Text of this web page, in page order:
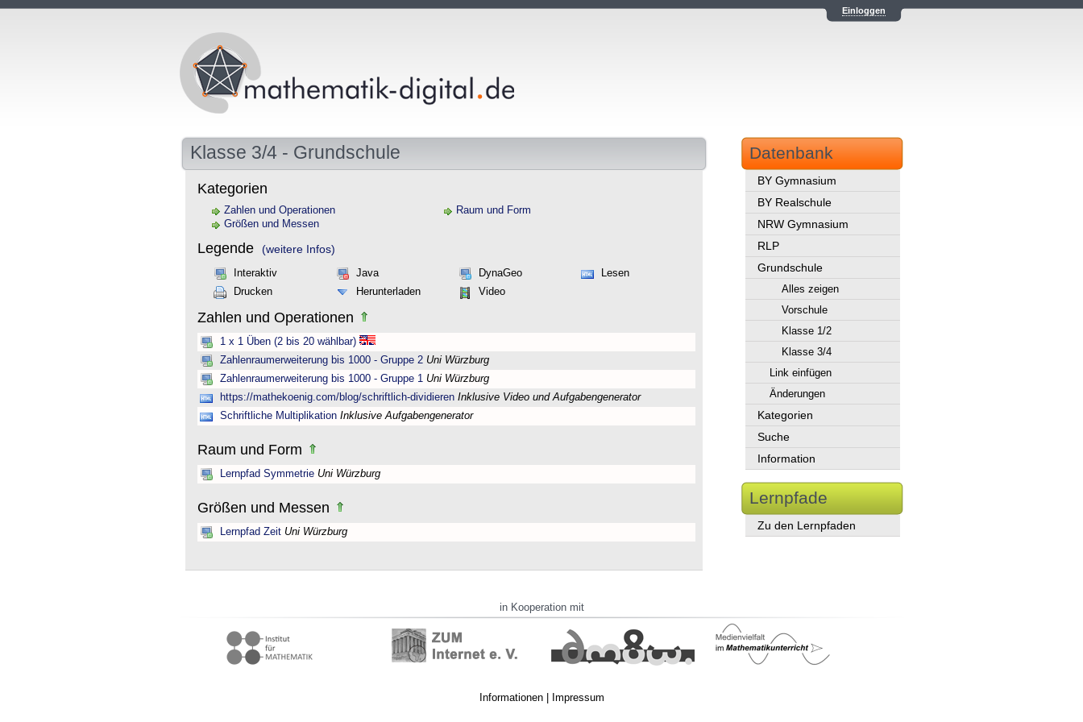
Einloggen
Klasse 3/4 - Grundschule
Kategorien
Zahlen und Operationen
Raum und Form
Größen und Messen
Legende (weitere Infos)
Interaktiv Java DynaGeo
Lesen
Drucken
Herunterladen Video
Zahlen und Operationen
1 x 1 Üben (2 bis 20 wählbar)
Zahlenraumerweiterung bis 1000 - Gruppe 2 Uni Würzburg
Zahlenraumerweiterung bis 1000 - Gruppe 1 Uni Würzburg
https://mathekoenig.com/blog/schriftlich-dividieren Inklusive Video und Aufgabengenerator
Schriftliche Multiplikation Inklusive Aufgabengenerator
Raum und Form
Lernpfad Symmetrie Uni Würzburg
Größen und Messen
Lernpfad Zeit Uni Würzburg
Datenbank
BY Gymnasium
BY Realschule
NRW Gymnasium
RLP
Grundschule
Alles zeigen
Vorschule
Klasse 1/2
Klasse 3/4
Link einfügen
Änderungen
Kategorien
Suche
Information
Lernpfade
Zu den Lernpfaden
in Kooperation mit
Informationen| Impressum